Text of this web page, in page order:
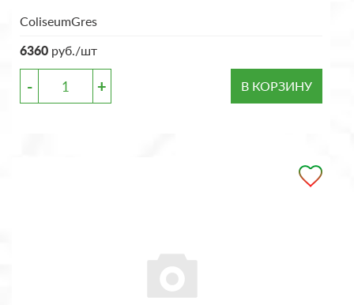
ColiseumGres
6360 руб./шт
- + В КОРЗИНУ